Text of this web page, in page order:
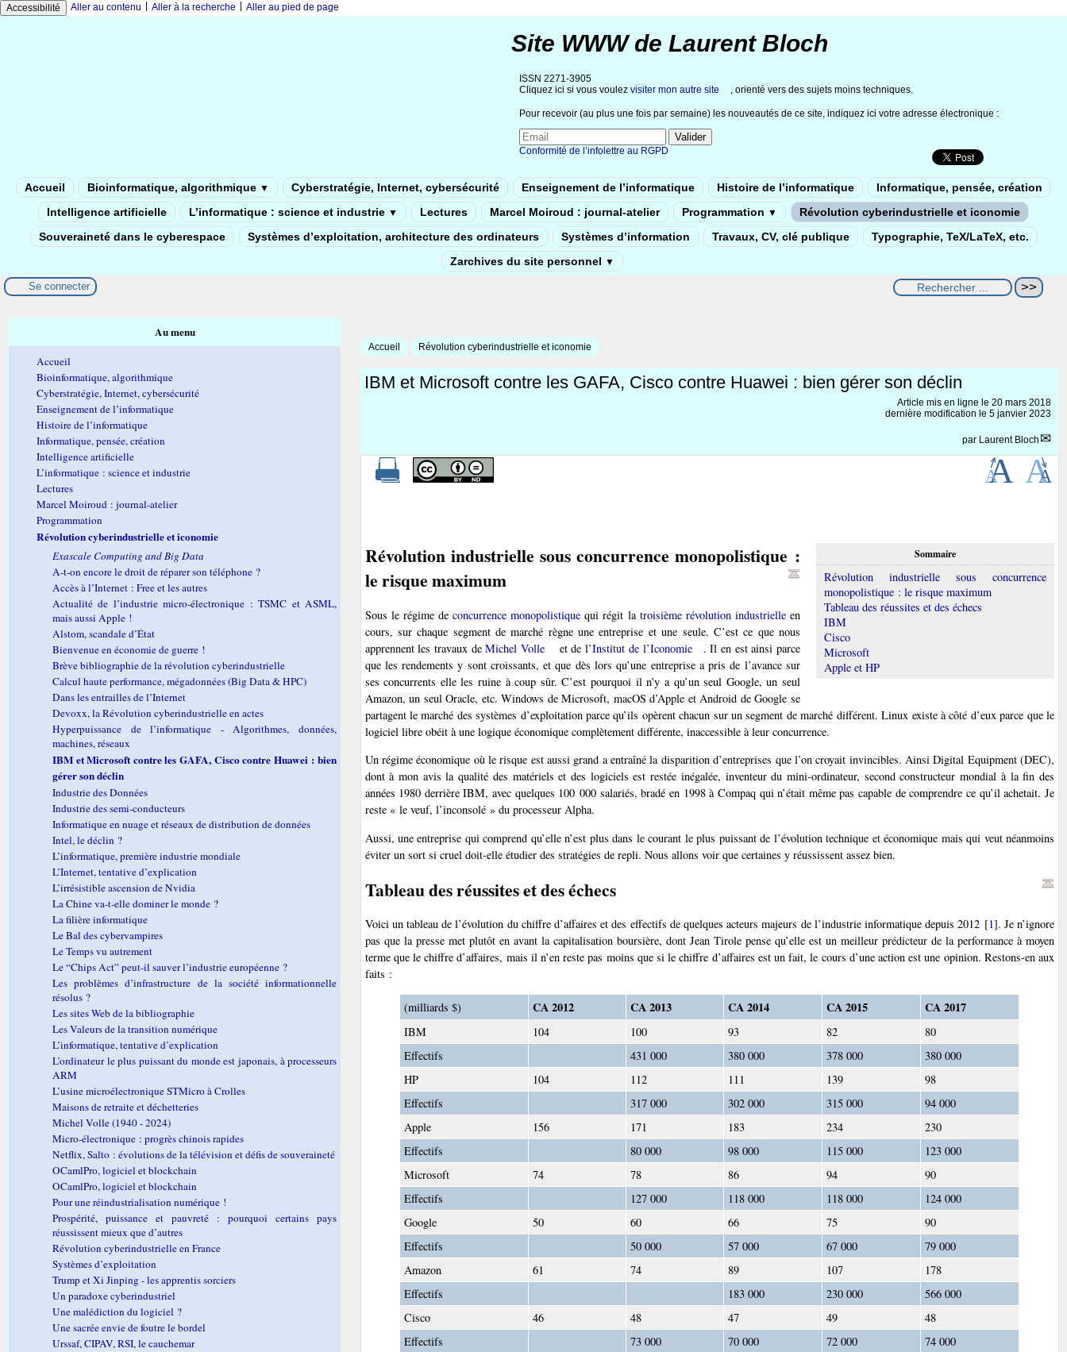
Accessibilité Aller au contenu Aller à la recherche Aller au pied de page
Site WWW de Laurent Bloch
ISSN 2271-3905
Cliquez ici si vous voulez visiter mon autre site , orienté vers des sujets moins techniques.
Pour recevoir (au plus une fois par semaine) les nouveautés de ce site, indiquez ici votre adresse électronique :
Conformité de l’infolettre au RGPD
Accueil Bioinformatique, algorithmique ▼ Cyberstratégie, Internet, cybersécurité Enseignement de l’informatique Histoire de l’informatique
Informatique, pensée, création
Intelligence artificielle
L’informatique : science et industrie ▼ Lectures Marcel Moiroud : journal-atelier Programmation ▼
Révolution cyberindustrielle et iconomie
Souveraineté dans le cyberespace
Systèmes d’exploitation, architecture des ordinateurs Systèmes d’information Travaux, CV, clé publique
Typographie, TeX/LaTeX, etc.
Zarchives du site personnel ▼
Se connecter
Accueil Révolution cyberindustrielle et iconomie
IBM et Microsoft contre les GAFA, Cisco contre Huawei : bien gérer son déclin
Article mis en ligne le 20 mars 2018
dernière modification le 5 janvier 2023
par Laurent Bloch
Sommaire
Révolution industrielle sous concurrence
monopolistique : le risque maximum
Tableau des réussites et des échecs
IBM
Cisco
Microsoft
Apple et HP
Révolution industrielle sous concurrence monopolistique :
le risque maximum
Sous le régime deconcurrence monopolistique qui régit la troisième révolution industrielleen
cours, sur chaque segment de marché règne une entreprise et une seule. C’est ce que nous
apprennent les travaux deMichel Volle et de l’Institut de l’Iconomie
. Il en est ainsi parce
que les rendements y sont croissants, et que dès lors qu’une entreprise a pris de l’avance sur
ses concurrents elle les ruine à coup sûr. C’est pourquoi il n’y a qu’un seul Google, un seul
Amazon, un seul Oracle, etc. Windows de Microsoft, macOS d’Apple et Android de Google se
partagent le marché des systèmes d’exploitation parce qu’ils opèrent chacun sur un segment de marché différent. Linux existe à côté d’eux parce que le
logiciel libre obéit à une logique économique complètement différente, inaccessible à leur concurrence.
Un régime économique où le risque est aussi grand a entraîné la disparition d’entreprises que l’on croyait invincibles. Ainsi Digital Equipment (DEC),
dont à mon avis la qualité des matériels et des logiciels est restée inégalée, inventeur du mini-ordinateur, second constructeur mondial à la fin des
années 1980 derrière IBM, avec quelques 100 000 salariés, bradé en 1998 à Compaq qui n’était même pas capable de comprendre ce qu’il achetait. Je
reste « le veuf, l’inconsolé » du processeur Alpha.
Aussi, une entreprise qui comprend qu’elle n’est plus dans le courant le plus puissant de l’évolution technique et économique mais qui veut néanmoins
éviter un sort si cruel doit-elle étudier des stratégies de repli. Nous allons voir que certaines y réussissent assez bien.
Tableau des réussites et des échecs
Voici un tableau de l’évolution du chiffre d’affaires et des effectifs de quelques acteurs majeurs de l’industrie informatique depuis 2012 [1]. Je n’ignore
pas que la presse met plutôt en avant la capitalisation boursière, dont Jean Tirole pense qu’elle est un meilleur prédicteur de la performance à moyen
terme que le chiffre d’affaires, mais il n’en reste pas moins que si le chiffre d’affaires est un fait, le cours d’une action est une opinion. Restons-en aux
faits :
(milliards $) CA 2012 CA 2013 CA 2014 CA 2015 CA 2017
IBM 104 100 93 82
80
Effectifs
431 000 380 000 378 000
380 000
HP
104 112 111 139
98
Effectifs
317 000 302 000 315 000
94 000
Apple
156 171 183 234
230
Effectifs
80 000 98 000 115 000
123 000
Microsoft
74 78 86 94
90
Effectifs
127 000 118 000 118 000
124 000
Google
50 60 66 75
90
Effectifs
50 000 57 000 67 000
79 000
Amazon
61 74 89 107
178
Effectifs
183 000 230 000
566 000
Cisco
46 48 47 49
48
Effectifs
73 000 70 000 72 000
74 000
Au menu
Accueil
Bioinformatique, algorithmique
Cyberstratégie, Internet, cybersécurité
Enseignement de l’informatique
Histoire de l’informatique
Informatique, pensée, création
Intelligence artificielle
L’informatique : science et industrie
Lectures
Marcel Moiroud : journal-atelier
Programmation
Révolution cyberindustrielle et iconomie
Exascale Computing and Big Data
A-t-on encore le droit de réparer son téléphone ?
Accès à l’Internet : Free et les autres
Actualité de l’industrie micro-électronique : TSMC et ASML,
mais aussi Apple !
Alstom, scandale d’État
Bienvenue en économie de guerre !
Brève bibliographie de la révolution cyberindustrielle
Calcul haute performance, mégadonnées (Big Data & HPC)
Dans les entrailles de l’Internet
Devoxx, la Révolution cyberindustrielle en actes
Hyperpuissance de l’informatique - Algorithmes, données,
machines, réseaux
IBM et Microsoft contre les GAFA, Cisco contre Huawei : bien
gérer son déclin
Industrie des Données
Industrie des semi-conducteurs
Informatique en nuage et réseaux de distribution de données
Intel, le déclin ?
L’informatique, première industrie mondiale
L’Internet, tentative d’explication
L’irrésistible ascension de Nvidia
La Chine va-t-elle dominer le monde ?
La filière informatique
Le Bal des cybervampires
Le Temps vu autrement
Le “Chips Act” peut-il sauver l’industrie européenne ?
Les problèmes d’infrastructure de la société informationnelle
résolus ?
Les sites Web de la bibliographie
Les Valeurs de la transition numérique
L’informatique, tentative d’explication
L’ordinateur le plus puissant du monde est japonais, à processeurs
ARM
L’usine microélectronique STMicro à Crolles
Maisons de retraite et déchetteries
Michel Volle (1940 - 2024)
Micro-électronique : progrès chinois rapides
Netflix, Salto : évolutions de la télévision et défis de souveraineté
OCamlPro, logiciel et blockchain
OCamlPro, logiciel et blockchain
Pour une réindustrialisation numérique !
Prospérité, puissance et pauvreté : pourquoi certains pays
réussissent mieux que d’autres
Révolution cyberindustrielle en France
Systèmes d’exploitation
Trump et Xi Jinping - les apprentis sorciers
Un paradoxe cyberindustriel
Une malédiction du logiciel ?
Une sacrée envie de foutre le bordel
Urssaf, CIPAV, RSI, le cauchemar